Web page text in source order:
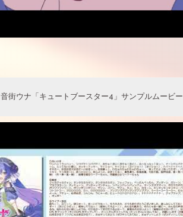
音街ウナ「キュートブースター4」サンプルムービー